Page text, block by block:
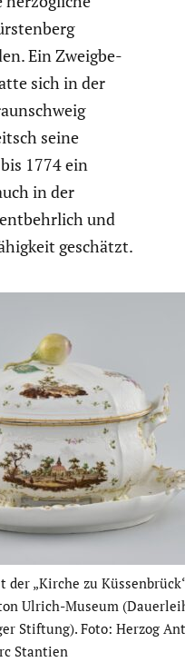
Ein Zweig­be­
sich in der
seine
1774 ein
in der
und
geschätzt.
der „Kirche zu
Ulrich-Museum
Stiftung). Foto: Herzog
Stantien